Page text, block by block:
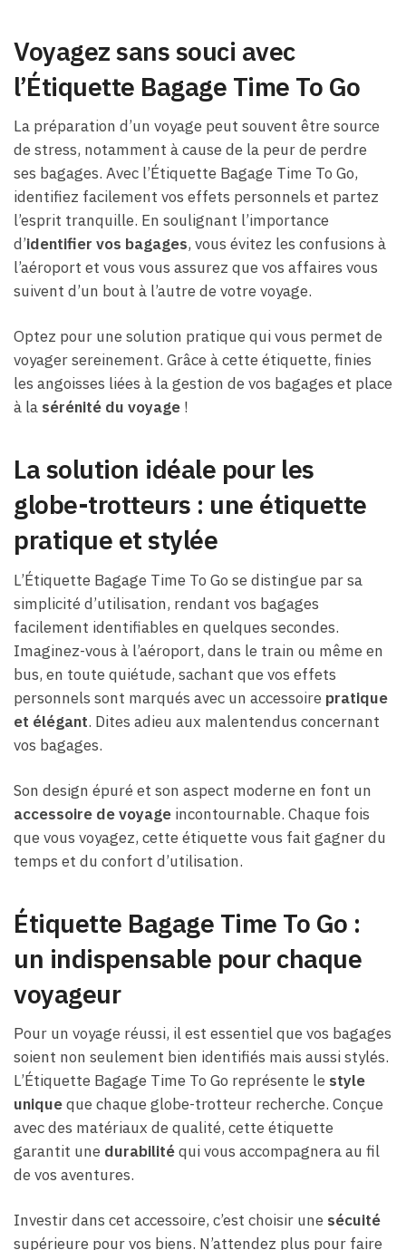
Voyagez sans souci avec
l’Étiquette Bagage Time To Go
La préparation d’un voyage peut souvent être source
de stress, notamment à cause de la peur de perdre
ses bagages. Avec l’Étiquette Bagage Time To Go,
identifiez facilement vos effets personnels et partez
l’esprit tranquille. En soulignant l’importance
d’identifier vos bagages, vous évitez les confusions à
l’aéroport et vous vous assurez que vos affaires vous
suivent d’un bout à l’autre de votre voyage.
Optez pour une solution pratique qui vous permet de
voyager sereinement. Grâce à cette étiquette, finies
les angoisses liées à la gestion de vos bagages et place
à la sérénité du voyage !
La solution idéale pour les
globe-trotteurs : une étiquette
pratique et stylée
L’Étiquette Bagage Time To Go se distingue par sa
simplicité d’utilisation, rendant vos bagages
facilement identifiables en quelques secondes.
Imaginez-vous à l’aéroport, dans le train ou même en
bus, en toute quiétude, sachant que vos effets
personnels sont marqués avec un accessoire pratique
et élégant. Dites adieu aux malentendus concernant
vos bagages.
Son design épuré et son aspect moderne en font un
accessoire de voyage incontournable. Chaque fois
que vous voyagez, cette étiquette vous fait gagner du
temps et du confort d’utilisation.
Étiquette Bagage Time To Go :
un indispensable pour chaque
voyageur
Pour un voyage réussi, il est essentiel que vos bagages
soient non seulement bien identifiés mais aussi stylés.
L’Étiquette Bagage Time To Go représente le style
uniqueque chaque globe-trotteur recherche. Conçue
avec des matériaux de qualité, cette étiquette
garantit une durabilitéqui vous accompagnera au fil
de vos aventures.
Investir dans cet accessoire, c’est choisir une sécuité
supérieure pour vos biens. N’attendez plus pour faire